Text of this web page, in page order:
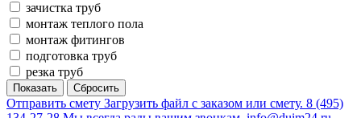
зачистка труб
монтаж теплого пола
монтаж фитингов
подготовка труб
резка труб
Отправить смету Загрузить файл с заказом или смету. 8 (495)